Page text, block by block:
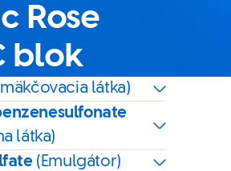
Rose
blok
látka)
látka)
(Emulgátor)